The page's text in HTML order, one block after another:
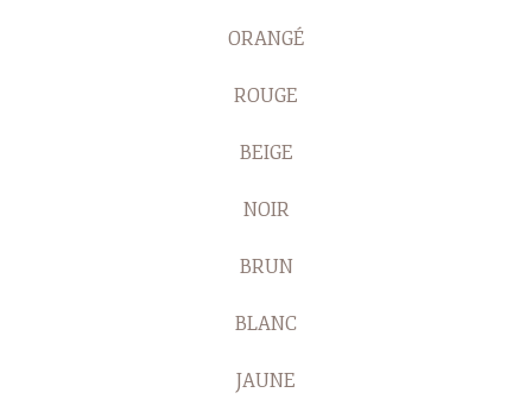
ORANGÉ
ROUGE
BEIGE
NOIR
BRUN
BLANC
JAUNE